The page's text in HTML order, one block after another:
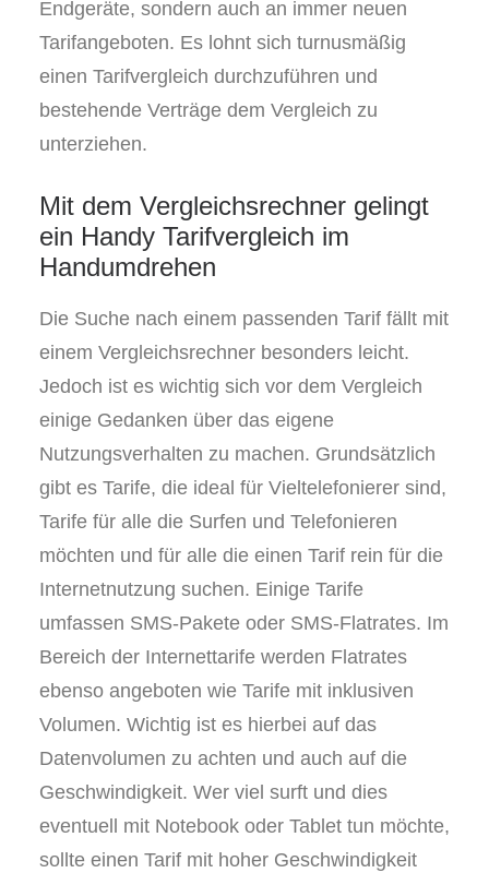
Endgeräte, sondern auch an immer neuen
Tarifangeboten. Es lohnt sich turnusmäßig
einen Tarifvergleich durchzuführen und
bestehende Verträge dem Vergleich zu
unterziehen.
Mit dem Vergleichsrechner gelingt
ein Handy Tarifvergleich im
Handumdrehen
Die Suche nach einem passenden Tarif fällt mit
einem Vergleichsrechner besonders leicht.
Jedoch ist es wichtig sich vor dem Vergleich
einige Gedanken über das eigene
Nutzungsverhalten zu machen. Grundsätzlich
gibt es Tarife, die ideal für Vieltelefonierer sind,
Tarife für alle die Surfen und Telefonieren
möchten und für alle die einen Tarif rein für die
Internetnutzung suchen. Einige Tarife
umfassen SMS-Pakete oder SMS-Flatrates. Im
Bereich der Internettarife werden Flatrates
ebenso angeboten wie Tarife mit inklusiven
Volumen. Wichtig ist es hierbei auf das
Datenvolumen zu achten und auch auf die
Geschwindigkeit. Wer viel surft und dies
eventuell mit Notebook oder Tablet tun möchte,
sollte einen Tarif mit hoher Geschwindigkeit